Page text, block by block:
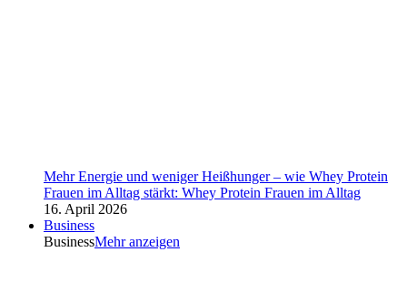
Mehr Energie und weniger Heißhunger – wie Whey Protein
Frauen im Alltag stärkt: Whey Protein Frauen im Alltag
16. April 2026
Business
BusinessMehr anzeigen